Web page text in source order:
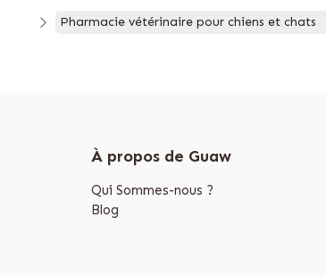
Pharmacie vétérinaire pour chiens et chats
À propos de Guaw
Qui Sommes-nous ?
Blog